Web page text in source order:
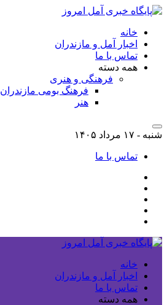
خانه
اخبار آمل و مازندران
تماس با ما
همه دسته
فرهنگی و هنری
فرهنگ بومی مازندران
هنر
شنبه - ۱۷ مرداد ۱۴۰۵
تماس با ما
خانه
اخبار آمل و مازندران
تماس با ما
همه دسته